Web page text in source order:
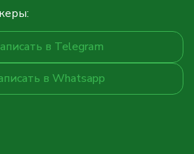
в Telegram
в Whatsapp